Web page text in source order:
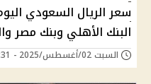
سعر الريال السعودي
البنك الأهلي وبنك مصر
السبت 02/أغسطس/2025 - 11:31 ص